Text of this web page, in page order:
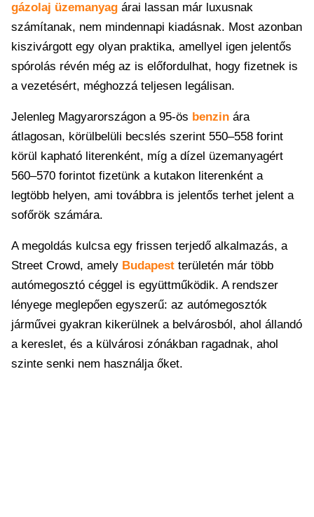
gázolaj üzemanyag árai lassan már luxusnak
számítanak, nem mindennapi kiadásnak. Most azonban
kiszivárgott egy olyan praktika, amellyel igen jelentős
spórolás révén még az is előfordulhat, hogy fizetnek is
a vezetésért, méghozzá teljesen legálisan.
Jelenleg Magyarországon a 95-ös benzin ára
átlagosan, körülbelüli becslés szerint 550–558 forint
körül kapható literenként, míg a dízel üzemanyagért
560–570 forintot fizetünk a kutakon literenként a
legtöbb helyen, ami továbbra is jelentős terhet jelent a
sofőrök számára.
A megoldás kulcsa egy frissen terjedő alkalmazás, a
Street Crowd, amely Budapest területén már több
autómegosztó céggel is együttműködik. A rendszer
lényege meglepően egyszerű: az autómegosztók
járművei gyakran kikerülnek a belvárosból, ahol állandó
a kereslet, és a külvárosi zónákban ragadnak, ahol
szinte senki nem használja őket.